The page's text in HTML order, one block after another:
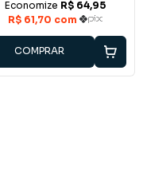
COMPRAR